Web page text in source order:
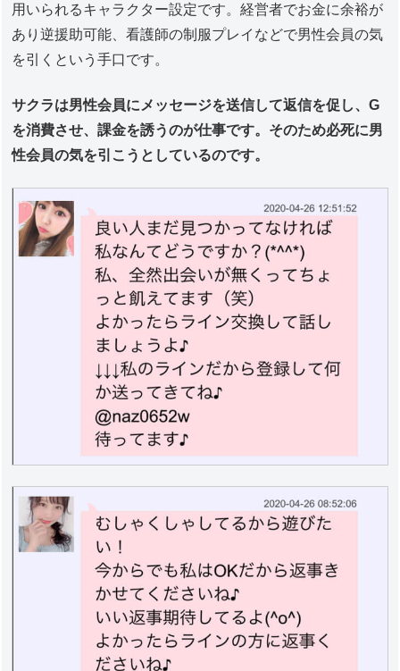
用いられるキャラクター設定です。経営者でお金に余裕が
あり逆援助可能、看護師の制服プレイなどで男性会員の気
を引くという手口です。
サクラは男性会員にメッセージを送信して返信を促し、G
を消費させ、課金を誘うのが仕事です。そのため必死に男
性会員の気を引こうとしているのです。